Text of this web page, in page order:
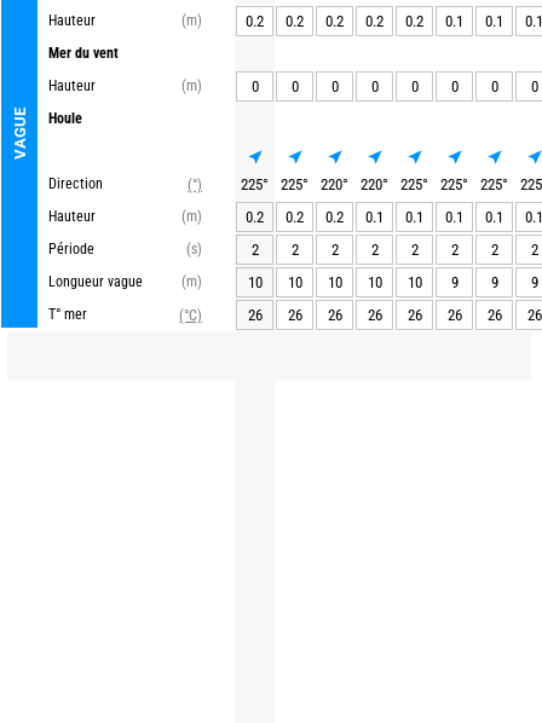
VAGUE
Hauteur
(m)
Mer du vent
Hauteur
(m)
Houle
Direction
(°)
Hauteur
(m)
Période
(s)
Longueur vague
(m)
T° mer
(°C)
0.2 0.2 0.2 0.2 0.2 0.1 0.1 0.1
0 0 0 0 0 0 0 0
225° 225° 220° 220° 225° 225° 225°
225
0.2
0.2 0.2 0.1 0.1 0.1 0.1
0.1
2
2 2 2 2 2 2
2
10
10 10 10 10 9 9
9
26
26 26 26 26 26 26 26